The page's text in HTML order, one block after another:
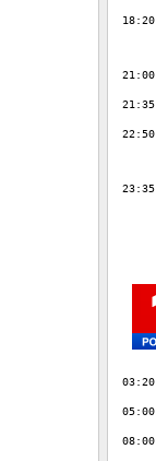
18:20
21:00
21:35
22:50
23:35
03:20
05:00
08:00